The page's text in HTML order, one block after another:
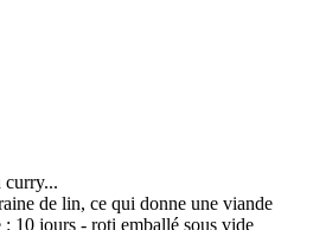
curry...
de lin, ce qui donne une viande
10 jours - roti emballé sous vide